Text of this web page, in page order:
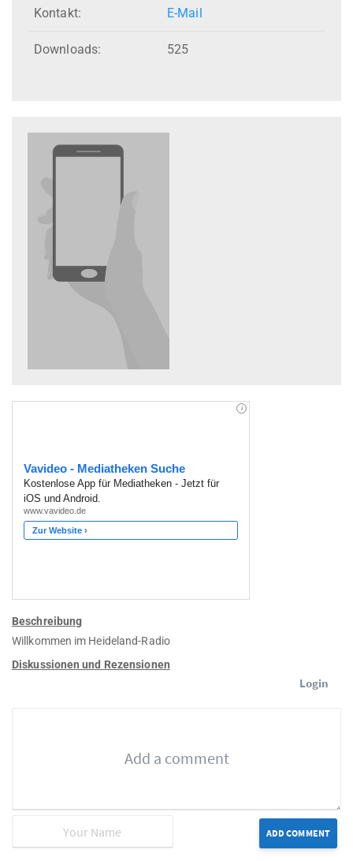
Kontakt: E-Mail
Downloads: 525
Beschreibung
Willkommen im Heideland-Radio
Diskussionen und Rezensionen
Login
ADD COMMENT